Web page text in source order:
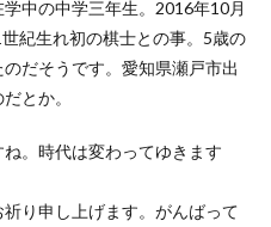
中の中学三年生。2016年10月
紀生れ初の棋士との事。5歳の
だそうです。愛知県瀬戸市出
とか。
。時代は変わってゆきます
り申し上げます。がんばって